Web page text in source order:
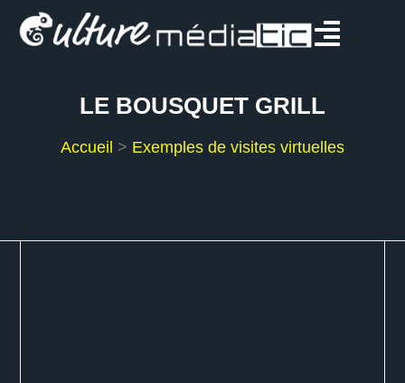
LE BOUSQUET GRILL
Accueil > Exemples de visites virtuelles